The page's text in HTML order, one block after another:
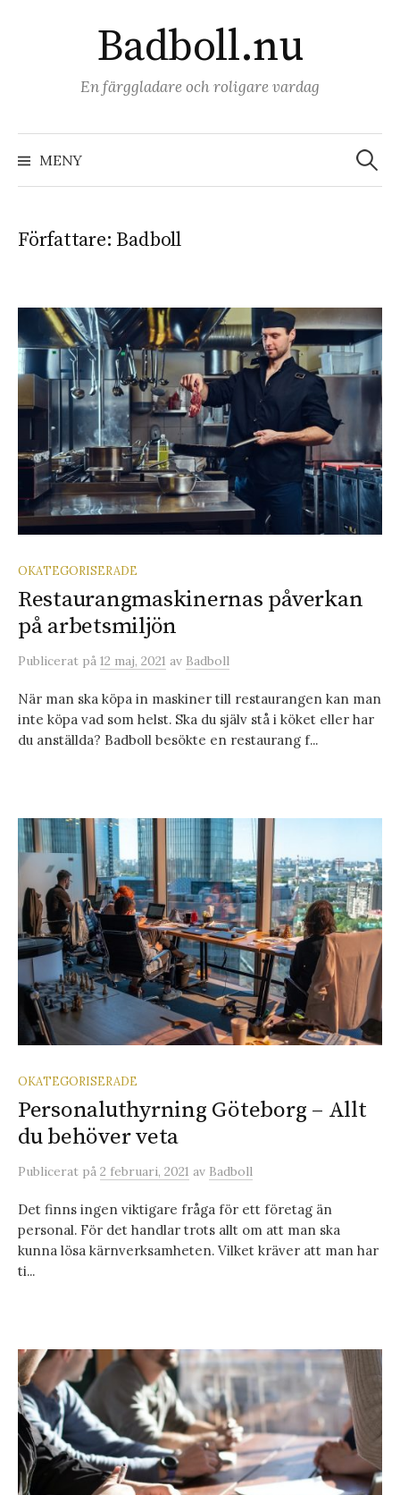
Badboll.nu
En färggladare och roligare vardag
MENY
Sök
efter:
Författare: Badboll
OKATEGORISERADE
Restaurangmaskinernas påverkan
på arbetsmiljön
Publicerat på 12 maj, 2021 av Badboll
När man ska köpa in maskiner till restaurangen kan man
inte köpa vad som helst. Ska du själv stå i köket eller har
du anställda? Badboll besökte en restaurang f...
OKATEGORISERADE
Personaluthyrning Göteborg – Allt
du behöver veta
Publicerat på 2 februari, 2021 av Badboll
Det finns ingen viktigare fråga för ett företag än
personal. För det handlar trots allt om att man ska
kunna lösa kärnverksamheten. Vilket kräver att man har
ti...